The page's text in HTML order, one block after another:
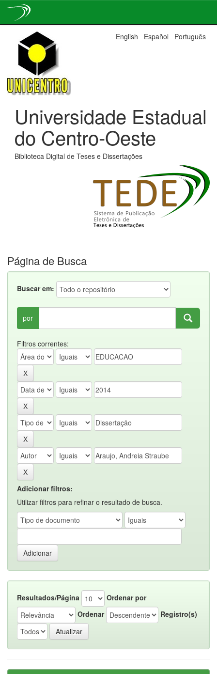
navigation
English Español Português
Universidade Estadual
do Centro-Oeste
Biblioteca Digital de Teses e Dissertações
Página de Busca
Buscar em:
por
Filtros correntes:
Adicionar filtros:
Utilizar filtros para refinar o resultado de busca.
Resultados/Página
Ordenar por
Ordenar
Registro(s)